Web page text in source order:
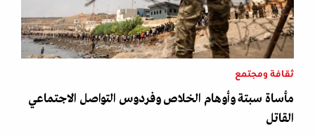
ثقافة ومجتمع
مأساة سبتة وأوهام الخلاص وفردوس التواصل الاجتماعي
القاتل